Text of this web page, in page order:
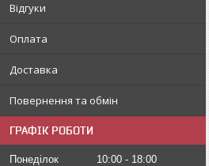
Відгуки
Оплата
Доставка
Повернення та обмін
ГРАФІК РОБОТИ
Понеділок 10:00
18:00